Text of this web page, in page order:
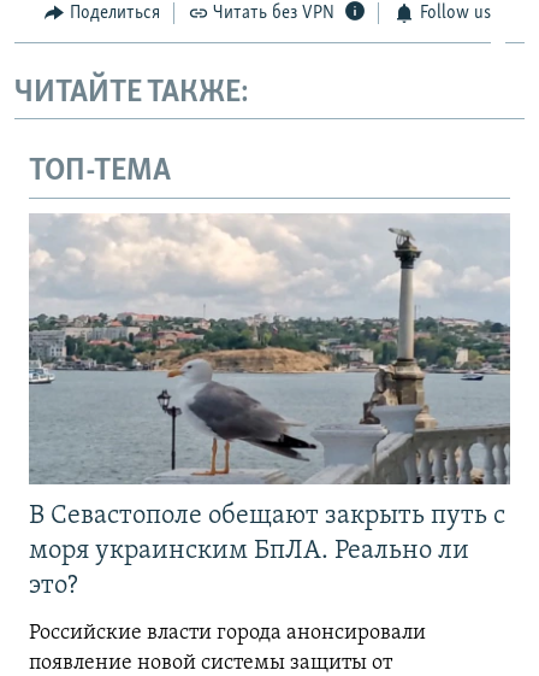
Поделиться Читать без VPN Follow us
ЧИТАЙТЕ ТАКЖЕ:
ТОП-ТЕМА
В Севастополе обещают закрыть путь с
моря украинским БпЛА. Реально ли
это?
Российские власти города анонсировали
появление новой системы защиты от